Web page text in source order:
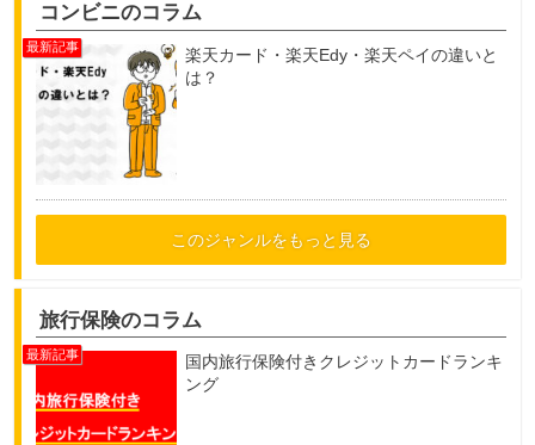
コンビニのコラム
楽天カード・楽天Edy・楽天ペイの違いと
は？
このジャンルをもっと見る
旅行保険のコラム
国内旅行保険付きクレジットカードランキ
ング